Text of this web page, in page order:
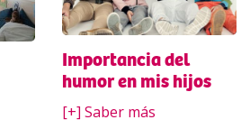
Importancia del
humor en mis hijos
[+] Saber más